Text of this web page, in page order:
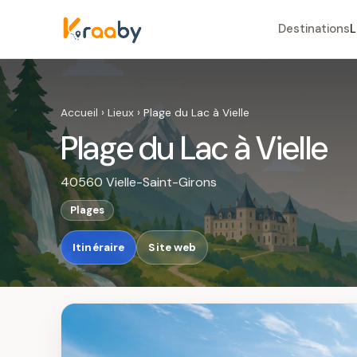
Destinations
Accueil › Lieux › Plage du Lac à Vielle
Plage du Lac à Vielle
40560 Vielle-Saint-Girons
Plages
Itinéraire Site web